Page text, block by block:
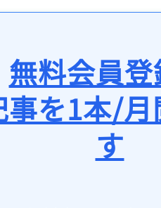
無料会員
事を1本/
す